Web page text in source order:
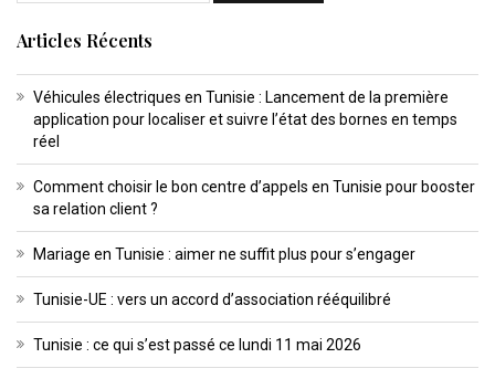
Articles Récents
Véhicules électriques en Tunisie : Lancement de la première
application pour localiser et suivre l’état des bornes en temps
réel
Comment choisir le bon centre d’appels en Tunisie pour booster
sa relation client ?
Mariage en Tunisie : aimer ne suffit plus pour s’engager
Tunisie-UE : vers un accord d’association rééquilibré
Tunisie : ce qui s’est passé ce lundi 11 mai 2026